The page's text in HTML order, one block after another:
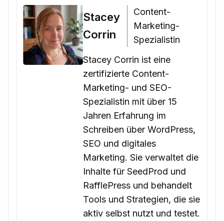
Stacey
Corrin
Content-
Marketing-
Spezialistin
Stacey Corrin ist eine
zertifizierte Content-
Marketing- und SEO-
Spezialistin mit über 15
Jahren Erfahrung im
Schreiben über WordPress,
SEO und digitales
Marketing. Sie verwaltet die
Inhalte für SeedProd und
RafflePress und behandelt
Tools und Strategien, die sie
aktiv selbst nutzt und testet.